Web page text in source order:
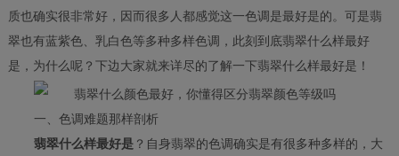
质也确实很非常好，因而很多人都感觉这一色调是最好是的。可是翡
翠也有蓝紫色、乳白色等多种多样色调，此刻到底翡翠什么样最好
是，为什么呢？下边大家就来详尽的了解一下翡翠什么样最好是！
一、色调难题那样剖析
翡翠什么样最好是？自身翡翠的色调确实是有很多种多样的，大